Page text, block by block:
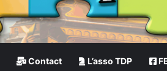
Contact L’asso TDP